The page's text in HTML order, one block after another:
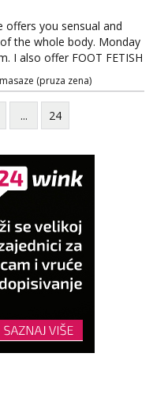
offers you sensual and
the whole body. Monday
I also offer FOOT FETISH
feets👣👠👡👢 Calls
SEX *PRIORITY IS
CLIENTS
(pruza zena)
... 24